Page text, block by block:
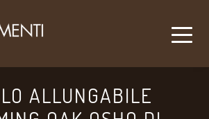
ALLUNGABILE